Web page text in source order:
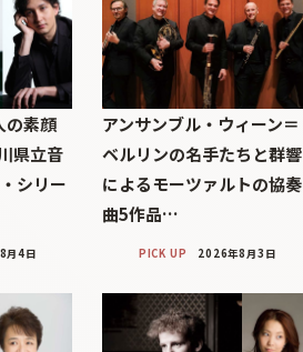
の素顔
県立音
シリー
月4日
アンサンブル・ウィーン＝
ベルリンの名手たちと群響
によるモーツァルトの協奏
曲5作品…
PICK UP 2026年8月3日